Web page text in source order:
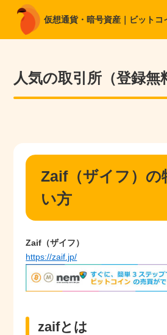
仮想通貨・暗号資産｜ビットコ
人気の取引所（登録無
Zaif（ザイフ）の
い方
Zaif（ザイフ）
https://zaif.jp/
zaifとは